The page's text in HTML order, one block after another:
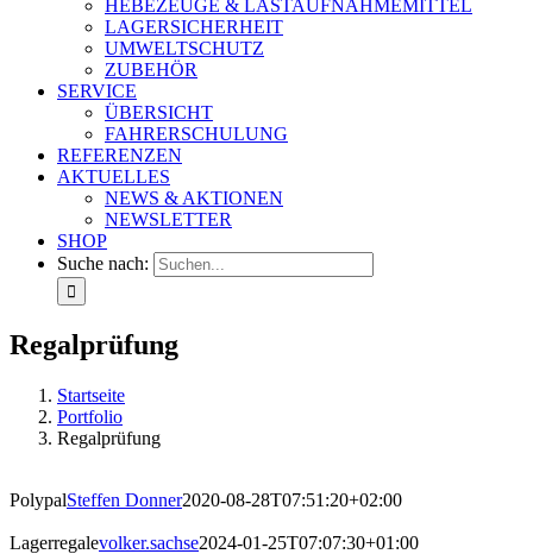
HEBEZEUGE & LASTAUFNAHMEMITTEL
LAGERSICHERHEIT
UMWELTSCHUTZ
ZUBEHÖR
SERVICE
ÜBERSICHT
FAHRERSCHULUNG
REFERENZEN
AKTUELLES
NEWS & AKTIONEN
NEWSLETTER
SHOP
Suche nach:
Regalprüfung
Startseite
Portfolio
Regalprüfung
PolypalSteffen Donner2020-08-28T07:51:20+02:00
Lagerregalevolker.sachse2024-01-25T07:07:30+01:00